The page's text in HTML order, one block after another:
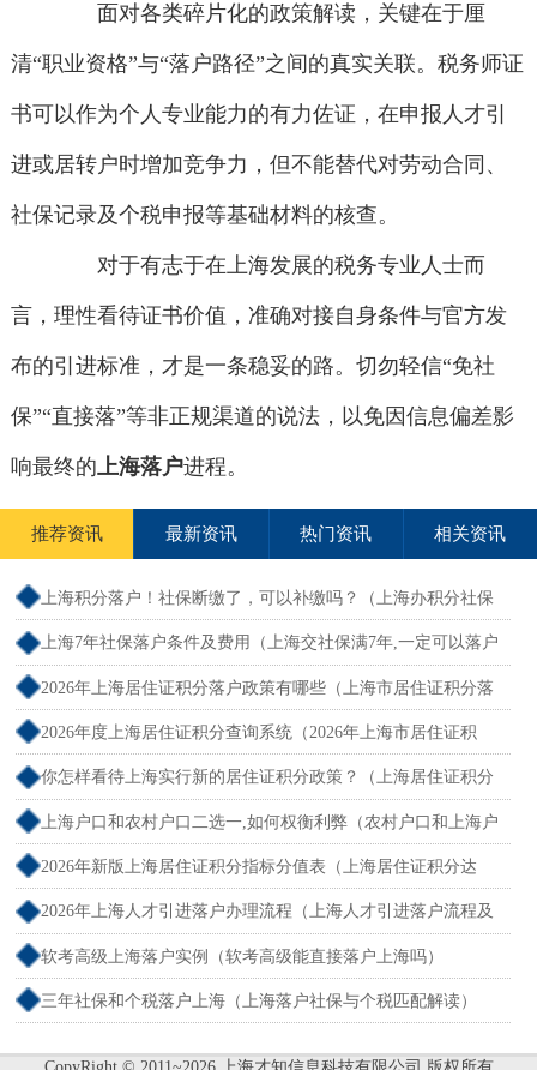
面对各类碎片化的政策解读，关键在于厘
清“职业资格”与“落户路径”之间的真实关联。税务师证
书可以作为个人专业能力的有力佐证，在申报人才引
进或居转户时增加竞争力，但不能替代对劳动合同、
社保记录及个税申报等基础材料的核查。
对于有志于在上海发展的税务专业人士而
言，理性看待证书价值，准确对接自身条件与官方发
布的引进标准，才是一条稳妥的路。切勿轻信“免社
保”“直接落”等非正规渠道的说法，以免因信息偏差影
响最终的上海落户进程。
推荐资讯 最新资讯 热门资讯 相关资讯
上海积分落户！社保断缴了，可以补缴吗？（上海办积分社保
断交需要重新计算吗）
上海7年社保落户条件及费用（上海交社保满7年,一定可以落户
吗？）
2026年上海居住证积分落户政策有哪些（上海市居住证积分落
户政策2026年）
2026年度上海居住证积分查询系统（2026年上海市居住证积
分）
你怎样看待上海实行新的居住证积分政策？（上海居住证积分
新规）
上海户口和农村户口二选一,如何权衡利弊（农村户口和上海户
口哪个值钱）
2026年新版上海居住证积分指标分值表（上海居住证积分达
标）
2026年上海人才引进落户办理流程（上海人才引进落户流程及
所需时间）
软考高级上海落户实例（软考高级能直接落户上海吗）
三年社保和个税落户上海（上海落户社保与个税匹配解读）